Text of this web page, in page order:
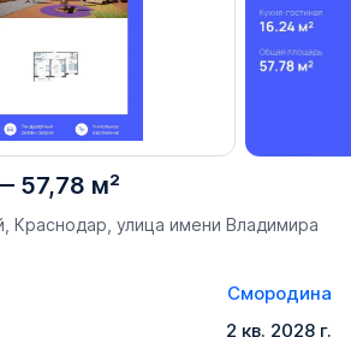
57,78 м²
Краснодар, улица имени Владимира
Смородина
2 кв. 2028 г.